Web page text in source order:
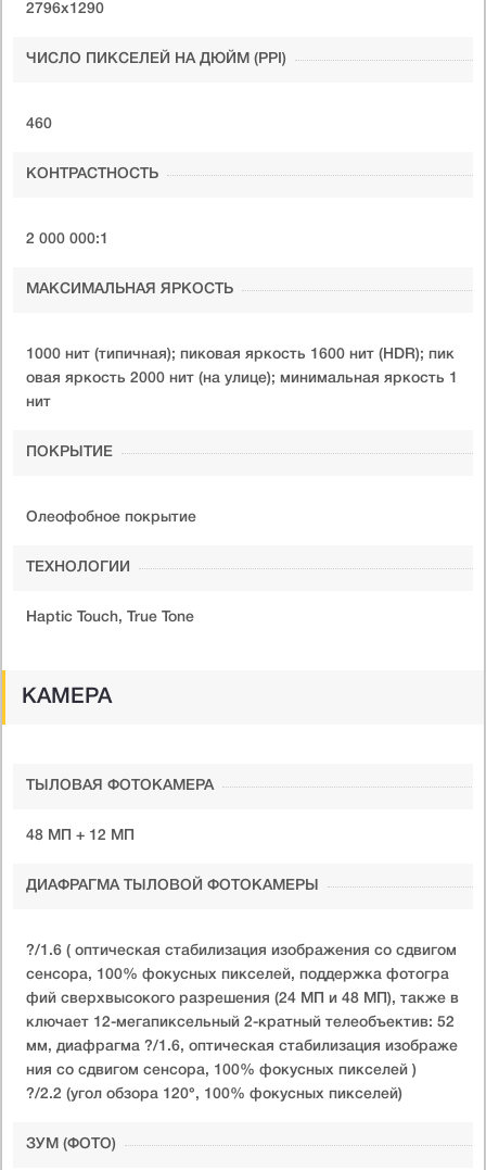
2796x1290
ЧИСЛО ПИКСЕЛЕЙ НА ДЮЙМ (PPI)
460
КОНТРАСТНОСТЬ
2 000 000:1
МАКСИМАЛЬНАЯ ЯРКОСТЬ
1000 нит (типичная); пиковая яркость 1600 нит (HDR); пик
овая яркость 2000 нит (на улице); минимальная яркость 1
нит
ПОКРЫТИЕ
Олеофобное покрытие
ТЕХНОЛОГИИ
Haptic Touch, True Tone
КАМЕРА
ТЫЛОВАЯ ФОТОКАМЕРА
48 МП + 12 МП
ДИАФРАГМА ТЫЛОВОЙ ФОТОКАМЕРЫ
?/1.6 ( оптическая стабилизация изображения со сдвигом
сенсора, 100% фокусных пикселей, поддержка фотогра
фий сверхвысокого разрешения (24 МП и 48 МП), также в
ключает 12-мегапиксельный 2-кратный телеобъектив: 52
мм, диафрагма ?/1.6, оптическая стабилизация изображе
ния со сдвигом сенсора, 100% фокусных пикселей )
?/2.2 (угол обзора 120°, 100% фокусных пикселей)
ЗУМ (ФОТО)